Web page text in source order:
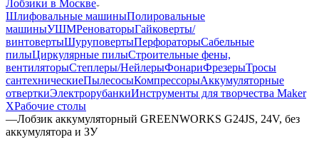
Лобзики в Москве
Шлифовальные машиныПолировальные
машиныУШМРеноваторыГайковерты/
винтовертыШуруповертыПерфораторыСабельные
пилыЦиркулярные пилыСтроительные фены,
вентиляторыСтеплеры/НейлерыФонариФрезерыТросы
сантехническиеПылесосыКомпрессорыАккумуляторные
отверткиЭлектрорубанкиИнструменты для творчества Maker
XРабочие столы
—Лобзик аккумуляторный GREENWORKS G24JS, 24V, без
аккумулятора и ЗУ